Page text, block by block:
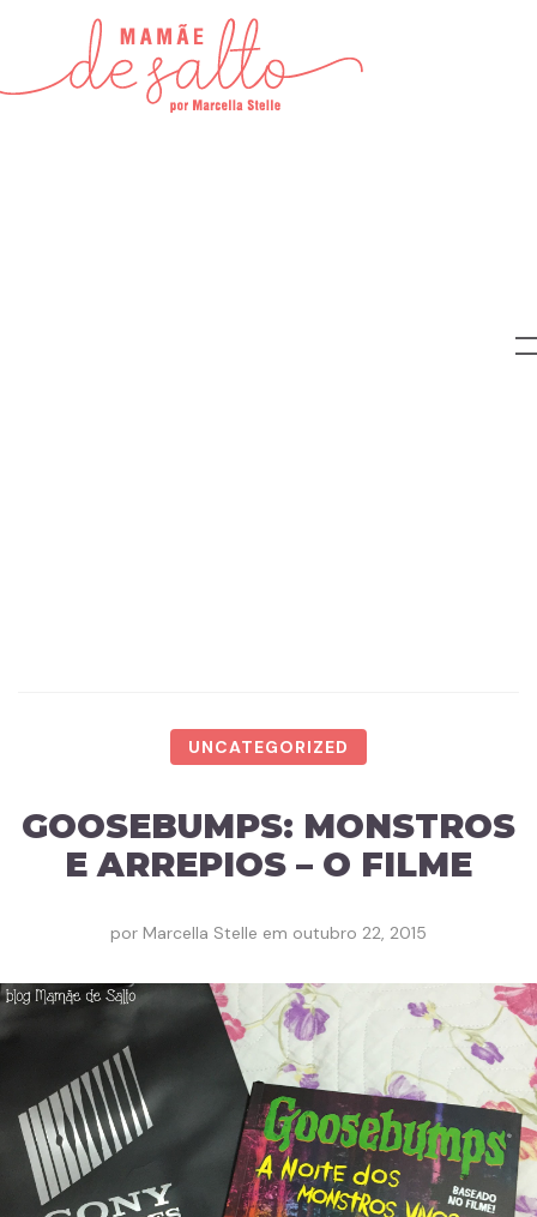
UNCATEGORIZED
GOOSEBUMPS: MONSTROS
E ARREPIOS – O FILME
por Marcella Stelle em outubro 22, 2015